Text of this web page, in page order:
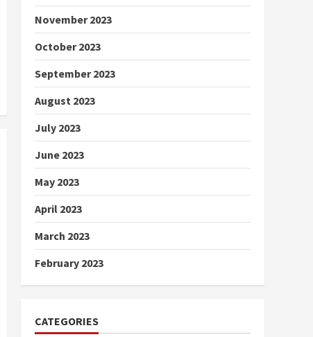
November 2023
October 2023
September 2023
August 2023
July 2023
June 2023
May 2023
April 2023
March 2023
February 2023
CATEGORIES